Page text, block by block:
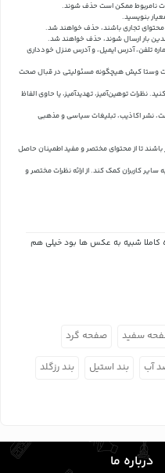
نامربوط ممکن است حذف شوند.
بنویسید.
محتوای تجاری باشند، حذف خواهند شد.
بار ارسال شوند، حذف خواهند شد.
تلفن، آدرس ایمیل، و آدرس منزل خودداری
وستا کیش هیچگونه مسئولیتی در قبال صحت
نظرات توهین‌آمیز، تهدیدآمیز، یا حاوی الفاظ
نشر اکاذیب، تبلیغات سیاسی و مذهبی
شامل 50 کاراکتر و حداکثر 500 کاراکتر باشند تا از محتوای مختصر و مفید اطمینان حاصل
سایر کاربران کمک کند.از ارائه نظرات مختصر و
کاملا شبیه به عکس ها بود خیلی هم
سفید صفحه گرد
بند استیل بند رزگلد
درباره ما